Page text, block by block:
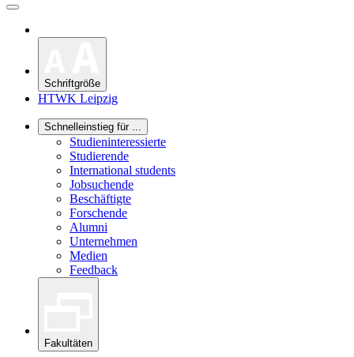
Schriftgröße
HTWK Leipzig
Schnelleinstieg für ...
Studieninteressierte
Studierende
International students
Jobsuchende
Beschäftigte
Forschende
Alumni
Unternehmen
Medien
Feedback
Fakultäten